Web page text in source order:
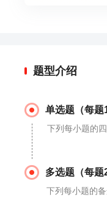
题型介绍
单选题（每题
下列每小题的
多选题（每题
下列每小题的